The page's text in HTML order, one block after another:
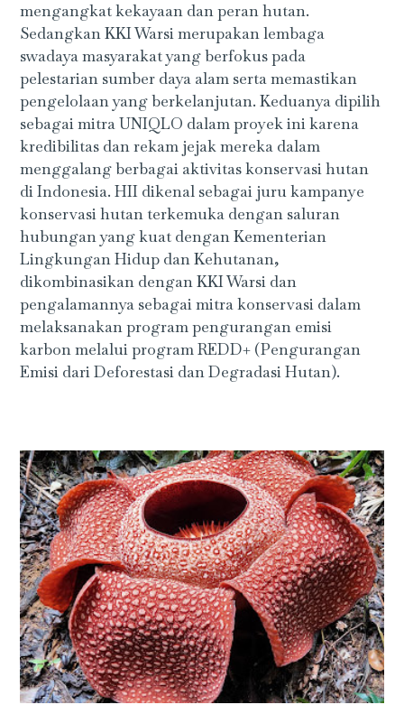
mengangkat kekayaan dan peran hutan.
Sedangkan KKI Warsi merupakan lembaga
swadaya masyarakat yang berfokus pada
pelestarian sumber daya alam serta memastikan
pengelolaan yang berkelanjutan. Keduanya dipilih
sebagai mitra UNIQLO dalam proyek ini karena
kredibilitas dan rekam jejak mereka dalam
menggalang berbagai aktivitas konservasi hutan
di Indonesia. HII dikenal sebagai juru kampanye
konservasi hutan terkemuka dengan saluran
hubungan yang kuat dengan Kementerian
Lingkungan Hidup dan Kehutanan,
dikombinasikan dengan KKI Warsi dan
pengalamannya sebagai mitra konservasi dalam
melaksanakan program pengurangan emisi
karbon melalui program REDD+ (Pengurangan
Emisi dari Deforestasi dan Degradasi Hutan).